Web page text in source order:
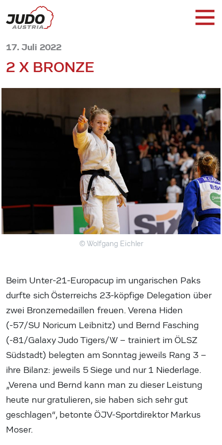
17. Juli 2022
2 X BRONZE
© Wolfgang Eichler
Beim Unter-21-Europacup im ungarischen Paks
durfte sich Österreichs 23-köpfige Delegation über
zwei Bronzemedaillen freuen. Verena Hiden
(-57/SU Noricum Leibnitz) und Bernd Fasching
(-81/Galaxy Judo Tigers/W – trainiert im ÖLSZ
Südstadt) belegten am Sonntag jeweils Rang 3 –
ihre Bilanz: jeweils 5 Siege und nur 1 Niederlage.
„Verena und Bernd kann man zu dieser Leistung
heute nur gratulieren, sie haben sich sehr gut
geschlagen“, betonte ÖJV-Sportdirektor Markus
Moser.